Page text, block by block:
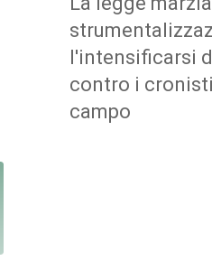
l'intensificarsi
contro i
campo